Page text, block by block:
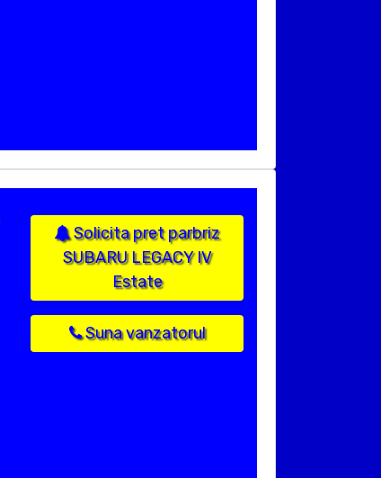
Solicita pret parbriz
SUBARU LEGACY IV
Estate
Suna vanzatorul